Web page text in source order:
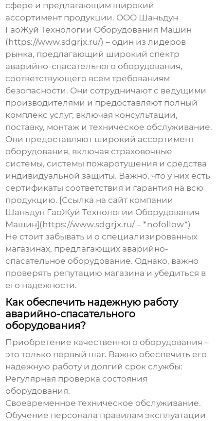
сфере и предлагающим широкий
ассортимент продукции. ООО Шаньдун
ГаоЖуй Технологии Оборудования Машин
(https://www.sdgrjx.ru/) – один из лидеров
рынка, предлагающий широкий спектр
аварийно-спасательного оборудования,
соответствующего всем требованиям
безопасности. Они сотрудничают с ведущими
производителями и предоставляют полный
комплекс услуг, включая консультации,
поставку, монтаж и техническое обслуживание.
Они предоставляют широкий ассортимент
оборудования, включая страховочные
системы, системы пожаротушения и средства
индивидуальной защиты. Важно, что у них есть
сертификаты соответствия и гарантия на всю
продукцию. [Ссылка на сайт компании
Шаньдун ГаоЖуй Технологии Оборудования
Машин](https://www.sdgrjx.ru/ – *nofollow*)
Не стоит забывать и о специализированных
магазинах, предлагающих аварийно-
спасательное оборудование. Однако, важно
проверять репутацию магазина и убедиться в
его надежности.
Как обеспечить надежную работу
аварийно-спасательного
оборудования?
Приобретение качественного оборудования –
это только первый шаг. Важно обеспечить его
надежную работу и долгий срок службы:
Регулярная проверка состояния
оборудования.
Своевременное техническое обслуживание.
Обучение персонала правилам эксплуатации